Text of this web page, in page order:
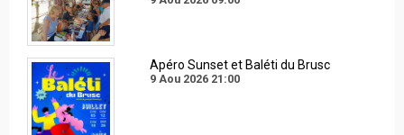
Apéro Sunset et Baléti du Brusc
9 Aou 2026 21:00